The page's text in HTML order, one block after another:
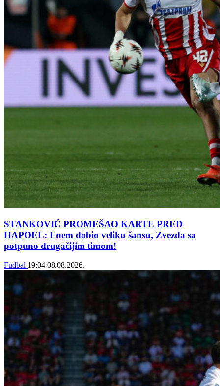
STANKOVIĆ PROMEŠAO KARTE PRED
HAPOEL: Enem dobio veliku šansu, Zvezda sa
potpuno drugačijim timom!
Fudbal 19:04 08.08.2026.